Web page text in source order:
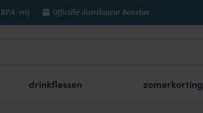
BPA-vrij Officiële distributeur Benelux
drinkflessen zomerkorting